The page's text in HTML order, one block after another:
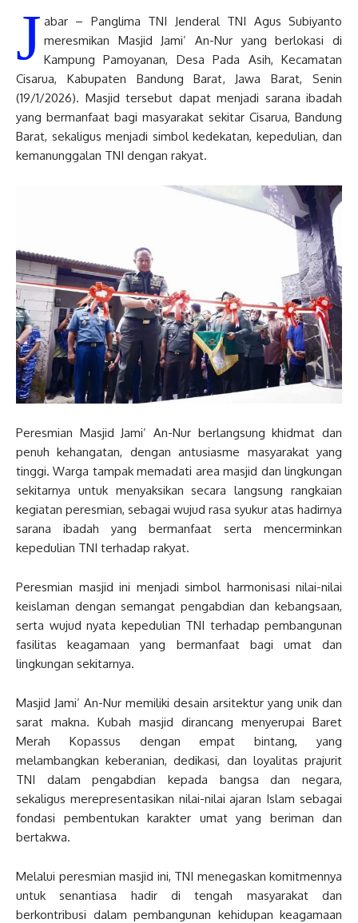
J abar – Panglima TNI Jenderal TNI Agus Subiyanto
meresmikan Masjid Jami’ An-Nur yang berlokasi di
Kampung Pamoyanan, Desa Pada Asih, Kecamatan
Cisarua, Kabupaten Bandung Barat, Jawa Barat, Senin
(19/1/2026). Masjid tersebut dapat menjadi sarana ibadah
yang bermanfaat bagi masyarakat sekitar Cisarua, Bandung
Barat, sekaligus menjadi simbol kedekatan, kepedulian, dan
kemanunggalan TNI dengan rakyat.
Peresmian Masjid Jami’ An-Nur berlangsung khidmat dan
penuh kehangatan, dengan antusiasme masyarakat yang
tinggi. Warga tampak memadati area masjid dan lingkungan
sekitarnya untuk menyaksikan secara langsung rangkaian
kegiatan peresmian, sebagai wujud rasa syukur atas hadirnya
sarana ibadah yang bermanfaat serta mencerminkan
kepedulian TNI terhadap rakyat.
Peresmian masjid ini menjadi simbol harmonisasi nilai-nilai
keislaman dengan semangat pengabdian dan kebangsaan,
serta wujud nyata kepedulian TNI terhadap pembangunan
fasilitas keagamaan yang bermanfaat bagi umat dan
lingkungan sekitarnya.
Masjid Jami’ An-Nur memiliki desain arsitektur yang unik dan
sarat makna. Kubah masjid dirancang menyerupai Baret
Merah Kopassus dengan empat bintang, yang
melambangkan keberanian, dedikasi, dan loyalitas prajurit
TNI dalam pengabdian kepada bangsa dan negara,
sekaligus merepresentasikan nilai-nilai ajaran Islam sebagai
fondasi pembentukan karakter umat yang beriman dan
bertakwa.
Melalui peresmian masjid ini, TNI menegaskan komitmennya
untuk senantiasa hadir di tengah masyarakat dan
berkontribusi dalam pembangunan kehidupan keagamaan